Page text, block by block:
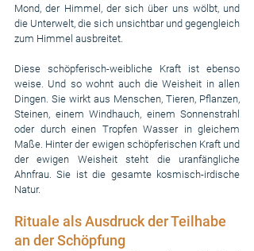
Mond, der Himmel, der sich über uns wölbt, und
die Unterwelt, die sich unsichtbar und gegengleich
zum Himmel ausbreitet.
Diese schöpferisch-weibliche Kraft ist ebenso
weise. Und so wohnt auch die Weisheit in allen
Dingen. Sie wirkt aus Menschen, Tieren, Pflanzen,
Steinen, einem Windhauch, einem Sonnenstrahl
oder durch einen Tropfen Wasser in gleichem
Maße. Hinter der ewigen schöpferischen Kraft und
der ewigen Weisheit steht die uranfängliche
Ahnfrau. Sie ist die gesamte kosmisch-irdische
Natur.
Rituale als Ausdruck der Teilhabe
an der Schöpfung